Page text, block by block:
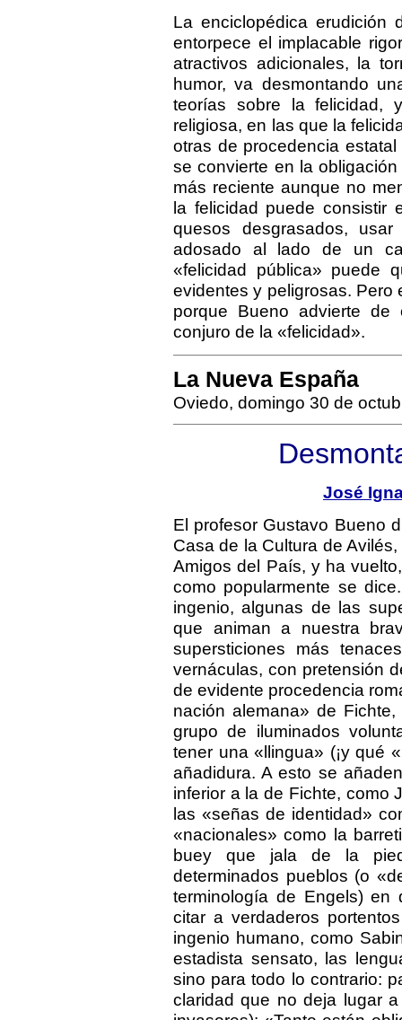
La enciclopédica erudición
entorpece el implacable
atractivos adicionales, la
humor, va desmontando
teorías sobre la felicidad,
religiosa, en las que la
otras de procedencia
se convierte en la
más reciente aunque no
la felicidad puede consistir
quesos desgrasados,
adosado al lado de un
«felicidad pública» puede
evidentes y peligrosas. Pero
porque Bueno advierte
conjuro de la «felicidad».
La Nueva España
Oviedo, domingo 30 de
José
El profesor Gustavo Bueno
Casa de la Cultura de
Amigos del País, y ha
como popularmente se
ingenio, algunas de las
que animan a nuestra
supersticiones más
vernáculas, con pretensión
de evidente procedencia
nación alemana» de
grupo de iluminados
tener una «llingua» (¡y qué
añadidura. A esto se
inferior a la de Fichte, como
las «señas de identidad»
«nacionales» como la
buey que jala de la
determinados pueblos (o
terminología de Engels) en
citar a verdaderos
ingenio humano, como
estadista sensato, las
sino para todo lo contrario:
claridad que no deja lugar